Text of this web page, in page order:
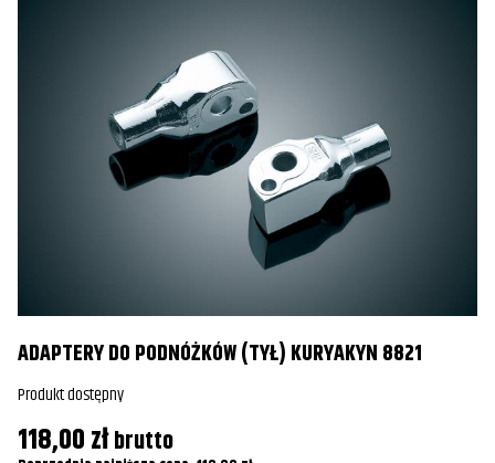
ADAPTERY DO PODNÓŻKÓW (TYŁ) KURYAKYN 8821
Produkt dostępny
118,00złbrutto